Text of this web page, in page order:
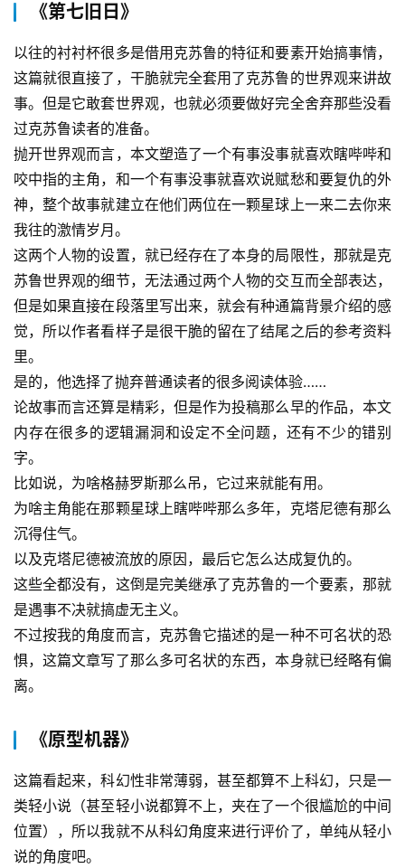
《第七旧日》
以往的衬衬杯很多是借用克苏鲁的特征和要素开始搞事情，
这篇就很直接了，干脆就完全套用了克苏鲁的世界观来讲故
事。但是它敢套世界观，也就必须要做好完全舍弃那些没看
过克苏鲁读者的准备。
抛开世界观而言，本文塑造了一个有事没事就喜欢瞎哔哔和
咬中指的主角，和一个有事没事就喜欢说赋愁和要复仇的外
神，整个故事就建立在他们两位在一颗星球上一来二去你来
我往的激情岁月。
这两个人物的设置，就已经存在了本身的局限性，那就是克
苏鲁世界观的细节，无法通过两个人物的交互而全部表达，
但是如果直接在段落里写出来，就会有种通篇背景介绍的感
觉，所以作者看样子是很干脆的留在了结尾之后的参考资料
里。
是的，他选择了抛弃普通读者的很多阅读体验……
论故事而言还算是精彩，但是作为投稿那么早的作品，本文
内存在很多的逻辑漏洞和设定不全问题，还有不少的错别
字。
比如说，为啥格赫罗斯那么吊，它过来就能有用。
为啥主角能在那颗星球上瞎哔哔那么多年，克塔尼德有那么
沉得住气。
以及克塔尼德被流放的原因，最后它怎么达成复仇的。
这些全都没有，这倒是完美继承了克苏鲁的一个要素，那就
是遇事不决就搞虚无主义。
不过按我的角度而言，克苏鲁它描述的是一种不可名状的恐
惧，这篇文章写了那么多可名状的东西，本身就已经略有偏
离。
《原型机器》
这篇看起来，科幻性非常薄弱，甚至都算不上科幻，只是一
类轻小说（甚至轻小说都算不上，夹在了一个很尴尬的中间
位置），所以我就不从科幻角度来进行评价了，单纯从轻小
说的角度吧。